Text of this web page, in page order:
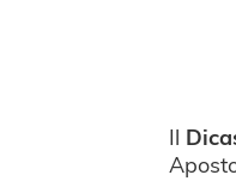
Il